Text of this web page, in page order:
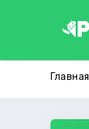
Главная